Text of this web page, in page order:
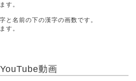
す。
と名前の下の漢字の画数です。
す。
動画